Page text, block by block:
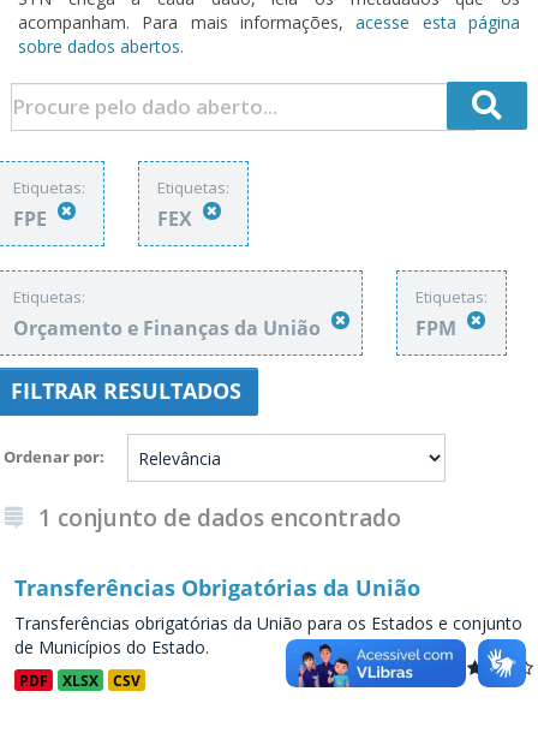
acompanham. Para mais informações,acesse esta página
sobre dados abertos.
Etiquetas:
FPE
Etiquetas:
FEX
Etiquetas:
Orçamento e Finanças da União
Etiquetas:
FPM
FILTRAR RESULTADOS
Ordenar por
1 conjunto de dados encontrado
Transferências Obrigatórias da União
Transferências obrigatórias da União para os Estados e conjunto
de Municípios do Estado.
PDF XLSX CSV